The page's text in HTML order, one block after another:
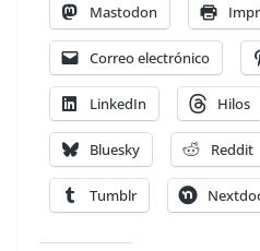
Mastodon
Correo electrónico
LinkedIn Hilos
Bluesky Reddit
Tumblr